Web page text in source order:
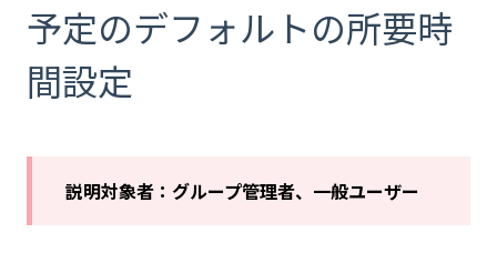
予定のデフォルトの所要時
間設定
説明対象者：グループ管理者、一般ユーザー